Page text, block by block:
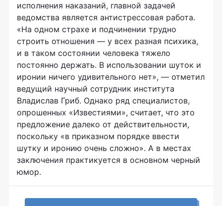
исполнения наказаний, главной задачей
ведомства является антистрессовая работа.
«На одном страхе и подчинении трудно
строить отношения — у всех разная психика,
и в таком состоянии человека тяжело
постоянно держать. В использовании шуток и
иронии ничего удивительного нет», — отметил
ведущий научный сотрудник института
Владислав Гриб. Однако ряд специалистов,
опрошенных «Известиями», считает, что это
предложение далеко от действительности,
поскольку «в приказном порядке ввести
шутку и иронию очень сложно». А в местах
заключения практикуется в основном черный
юмор.